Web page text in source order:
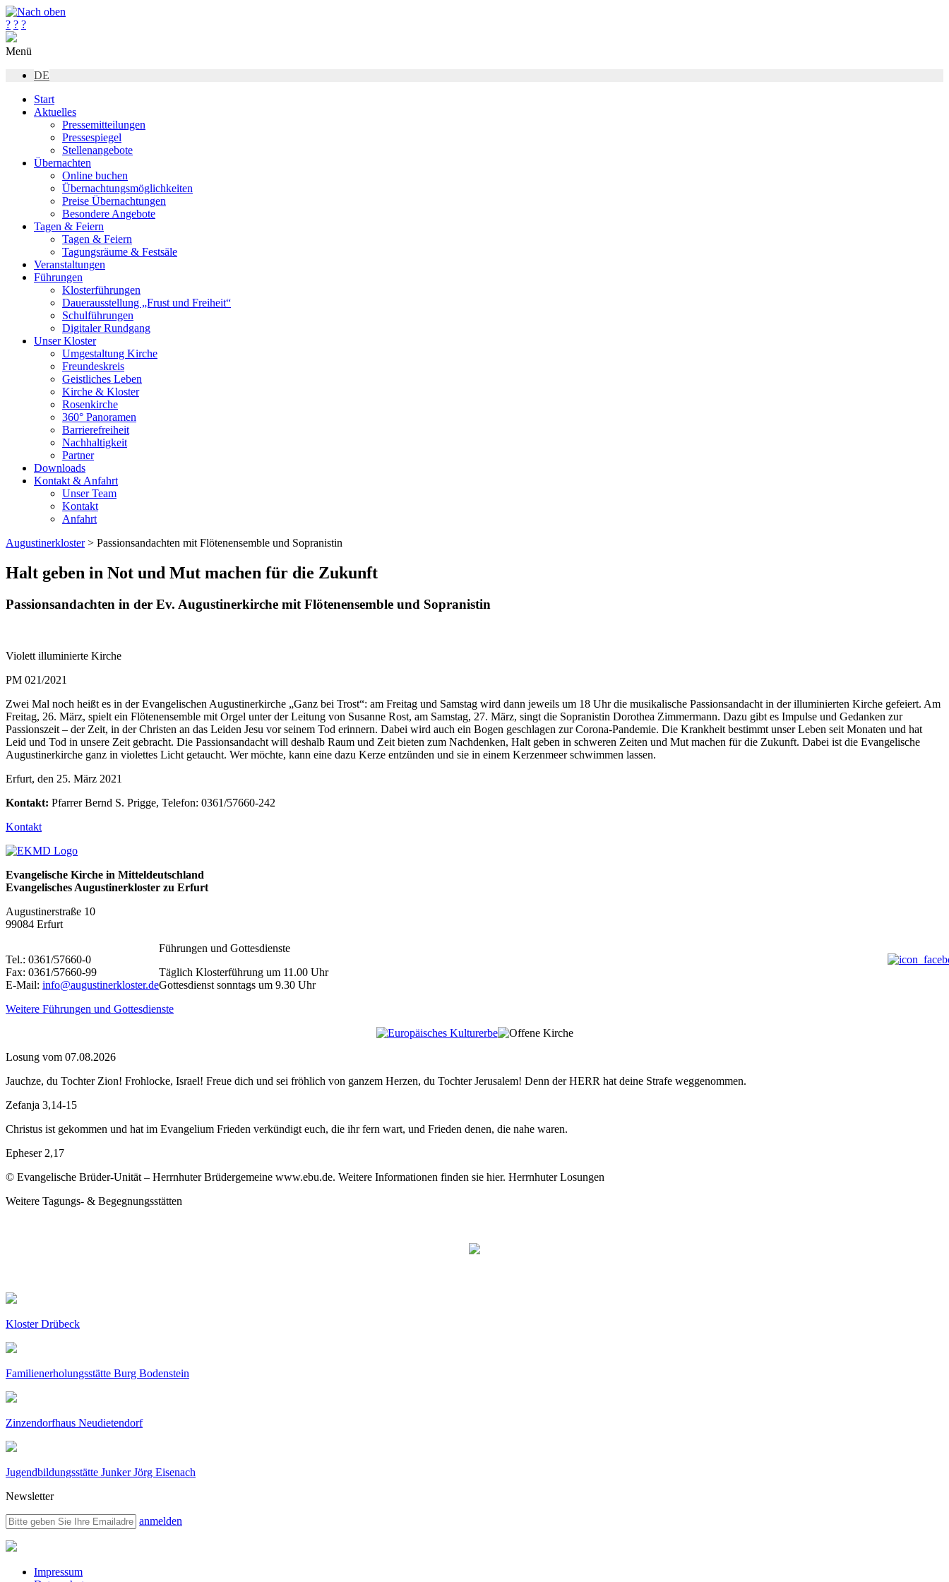
? ? ?
Menü
DE
Start
Aktuelles
Pressemitteilungen
Pressespiegel
Stellenangebote
Übernachten
Online buchen
Übernachtungsmöglichkeiten
Preise Übernachtungen
Besondere Angebote
Tagen & Feiern
Tagen & Feiern
Tagungsräume & Festsäle
Veranstaltungen
Führungen
Klosterführungen
Dauerausstellung „Frust und Freiheit“
Schulführungen
Digitaler Rundgang
Unser Kloster
Umgestaltung Kirche
Freundeskreis
Geistliches Leben
Kirche & Kloster
Rosenkirche
360° Panoramen
Barrierefreiheit
Nachhaltigkeit
Partner
Downloads
Kontakt & Anfahrt
Unser Team
Kontakt
Anfahrt
Augustinerkloster> Passionsandachten mit Flötenensemble und Sopranistin
Halt geben in Not und Mut machen für die Zukunft
Passionsandachten in der Ev. Augustinerkirche mit Flötenensemble und Sopranistin
Violett illuminierte Kirche
PM 021/2021
Zwei Mal noch heißt es in der Evangelischen Augustinerkirche „Ganz bei Trost“: am Freitag und Samstag wird dann jeweils um 18 Uhr die musikalische Passionsandacht in der illuminierten Kirche gefeiert. Am
Freitag, 26. März, spielt ein Flötenensemble mit Orgel unter der Leitung von Susanne Rost, am Samstag, 27. März, singt die Sopranistin Dorothea Zimmermann. Dazu gibt es Impulse und Gedanken zur
Passionszeit – der Zeit, in der Christen an das Leiden Jesu vor seinem Tod erinnern. Dabei wird auch ein Bogen geschlagen zur Corona-Pandemie. Die Krankheit bestimmt unser Leben seit Monaten und hat
Leid und Tod in unsere Zeit gebracht. Die Passionsandacht will deshalb Raum und Zeit bieten zum Nachdenken, Halt geben in schweren Zeiten und Mut machen für die Zukunft. Dabei ist die Evangelische
Augustinerkirche ganz in violettes Licht getaucht. Wer möchte, kann eine dazu Kerze entzünden und sie in einem Kerzenmeer schwimmen lassen.
Erfurt, den 25. März 2021
Kontakt: Pfarrer Bernd S. Prigge, Telefon: 0361/57660-242
Kontakt
Evangelische Kirche in Mitteldeutschland
Evangelisches Augustinerkloster zu Erfurt
Augustinerstraße 10
99084 Erfurt
Tel.: 0361/57660-0
Fax: 0361/57660-99
E-Mail: info@augustinerkloster.de
Führungen und Gottesdienste
Täglich Klosterführung um 11.00 Uhr
Gottesdienst sonntags um 9.30 Uhr
Weitere Führungen und Gottesdienste
Losung vom 07.08.2026
Jauchze, du Tochter Zion! Frohlocke, Israel! Freue dich und sei fröhlich von ganzem Herzen, du Tochter Jerusalem! Denn der HERR hat deine Strafe weggenommen.
Zefanja 3,14-15
Christus ist gekommen und hat im Evangelium Frieden verkündigt euch, die ihr fern wart, und Frieden denen, die nahe waren.
Epheser 2,17
© Evangelische Brüder-Unität – Herrnhuter Brüdergemeine www.ebu.de. Weitere Informationen finden sie hier. Herrnhuter Losungen
Weitere Tagungs- & Begegnungsstätten
Kloster Drübeck
Familienerholungsstätte Burg Bodenstein
Zinzendorfhaus Neudietendorf
Jugendbildungsstätte Junker Jörg Eisenach
Newsletter
anmelden
Impressum